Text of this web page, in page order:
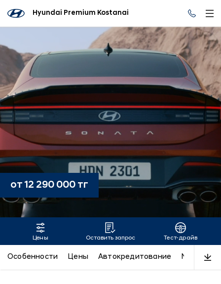
Hyundai Premium Kostanai
SONATA
от 12 290 000 тг
Цены Оставить запрос Тест-драйв
Особенности Цены Автокредитование N-Line